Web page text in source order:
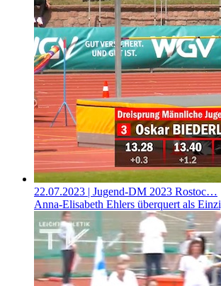
22.07.2023 | Jugend-DM 2023 Rostoc…
Anna-Elisabeth Ehlers überquert als